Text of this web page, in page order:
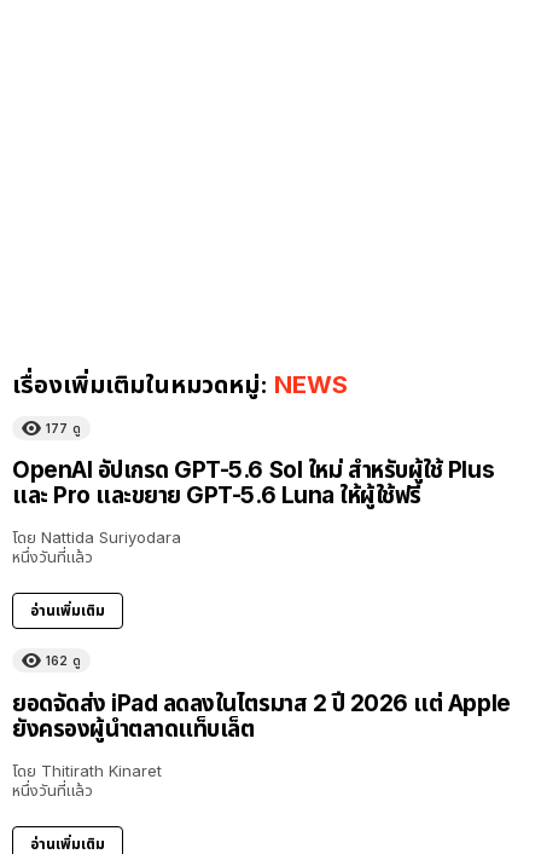
เรื่องเพิ่มเติมในหมวดหมู่: NEWS
177 ดู
OpenAI อัปเกรด GPT-5.6 Sol ใหม่ สำหรับผู้ใช้ Plus
และ Pro และขยาย GPT-5.6 Luna ให้ผู้ใช้ฟรี
โดย Nattida Suriyodara
หนึ่งวันที่แล้ว
อ่านเพิ่มเติม
162 ดู
ยอดจัดส่ง iPad ลดลงในไตรมาส 2 ปี 2026 แต่ Apple
ยังครองผู้นำตลาดแท็บเล็ต
โดย Thitirath Kinaret
หนึ่งวันที่แล้ว
อ่านเพิ่มเติม